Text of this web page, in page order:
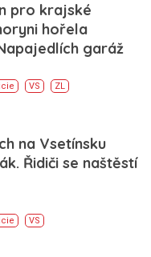
pro krajské
hořela
garáž
VS ZL
na Vsetínsku
Řidiči se naštěstí
VS